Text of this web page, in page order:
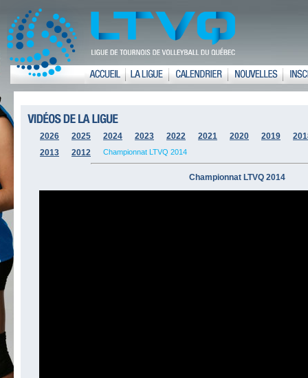
2026 2025 2024 2023 2022 2021 2020 2019
2013
2012 Championnat LTVQ 2014
Championnat LTVQ 2014